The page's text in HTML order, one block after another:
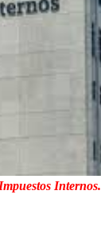
Internos.